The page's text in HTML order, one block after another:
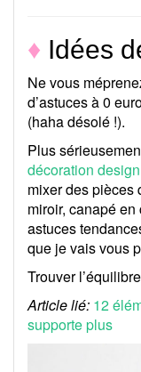
♦ Idées
Ne vous
d’astuces à 0
(haha désolé !).
Plus
décoration design
mixer des pièces
miroir, canapé
astuces
que je vais vous
Trouver
Article lié: 12
supporte plus